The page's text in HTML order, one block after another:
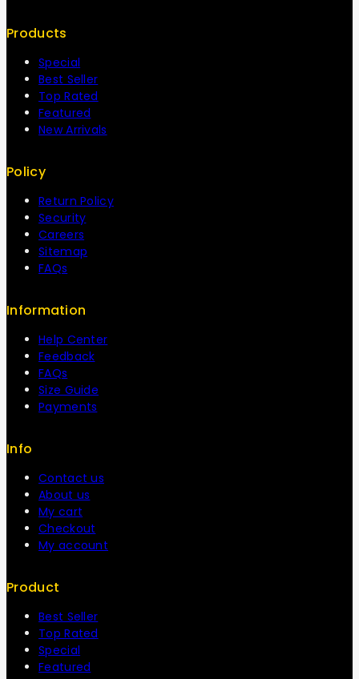
Products
Special
Best Seller
Top Rated
Featured
New Arrivals
Policy
Return Policy
Security
Careers
Sitemap
FAQs
Information
Help Center
Feedback
FAQs
Size Guide
Payments
Info
Contact us
About us
My cart
Checkout
My account
Product
Best Seller
Top Rated
Special
Featured